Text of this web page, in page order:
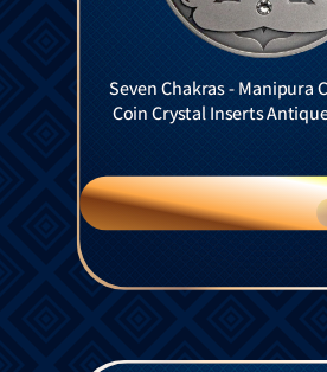
Seven Chakras - Manipura
Coin Crystal Inserts